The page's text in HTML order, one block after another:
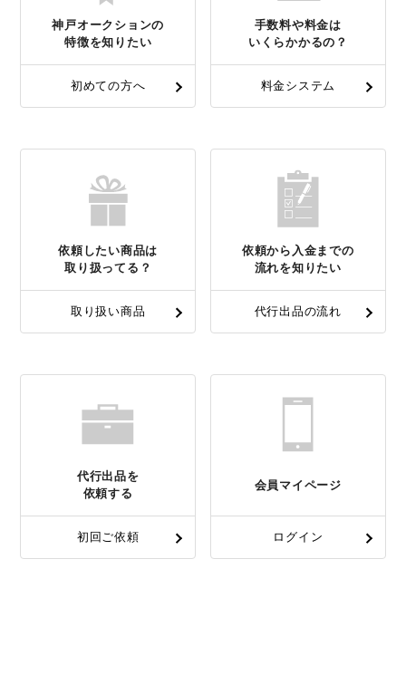
神戸オークションの
特徴を知りたい
初めての方へ
手数料や料金は
いくらかかるの？
料金システム
依頼したい商品は
取り扱ってる？
取り扱い商品
依頼から入金までの
流れを知りたい
代行出品の流れ
代行出品を
依頼する
初回ご依頼
会員マイページ
ログイン